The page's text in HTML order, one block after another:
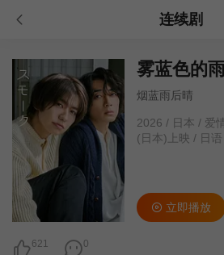
连续剧
雾蓝色的
烟蓝雨后晴
2026 / 日本 / 爱
(日本)上映 / 日语
621 0
立即播放